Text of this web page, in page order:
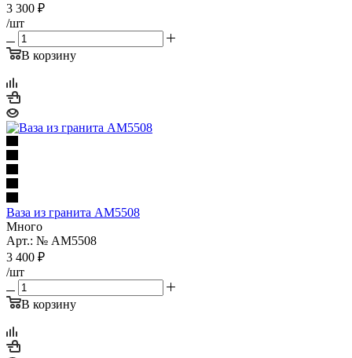
3 300 ₽
/шт
В корзину
Ваза из гранита AM5508
Много
Арт.: № AM5508
3 400 ₽
/шт
В корзину